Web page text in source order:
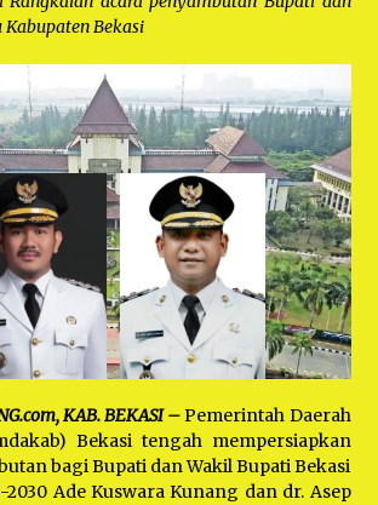
Support Camat Kedungwaringin Memberikan
Logistik Ke Posko Jurpala Kosmi
Ucapan Terimakasih Ketua Umum Jurpala
Indonesia dan KOSMI Indonesia Atas Respon
Cepat Polres Metro Bekasi dan Polsek Cikarang
Timur yang Tangkap Oknum Ormas Terkait
Pengusiran Pendirian Posko
1 tahun ago
Kodim 0509 Kabupaten Bekasi Terima 20
Perahu Bantuan Dari Panglima TNI
1 tahun ago
Jelang Ramadhan, Kecamatan Cikarang Pusat
Gelar STQ ke-VII
1 tahun ago
Bekasi
KAB. BEKASI –Pemerintah Daerah
Bekasi tengah mempersiapkan
bagi Bupati dan Wakil Bupati Bekasi
2030 Ade Kuswara Kunang dan dr. Asep